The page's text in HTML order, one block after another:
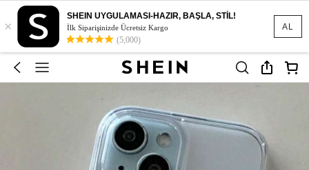
AL
×
SHEIN UYGULAMASI-HAZIR, BAŞLA, STİL!
İlk Siparişinizde Ücretsiz Kargo
(5,000)